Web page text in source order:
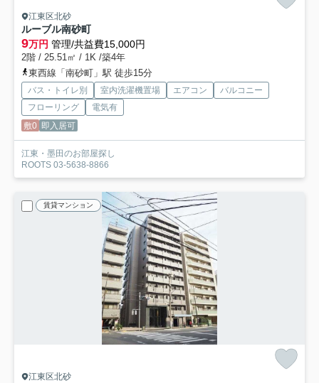
江東区北砂
ルーブル南砂町
9万円 管理/共益費15,000円
2階 / 25.51㎡ / 1K /築4年
東西線「南砂町」駅 徒歩15分
バス・トイレ別 室内洗濯機置場 エアコン
バルコニー
フローリング
電気有
敷0 即入居可
江東・墨田のお部屋探し
ROOTS 03-5638-8866
賃貸マンション
江東区北砂